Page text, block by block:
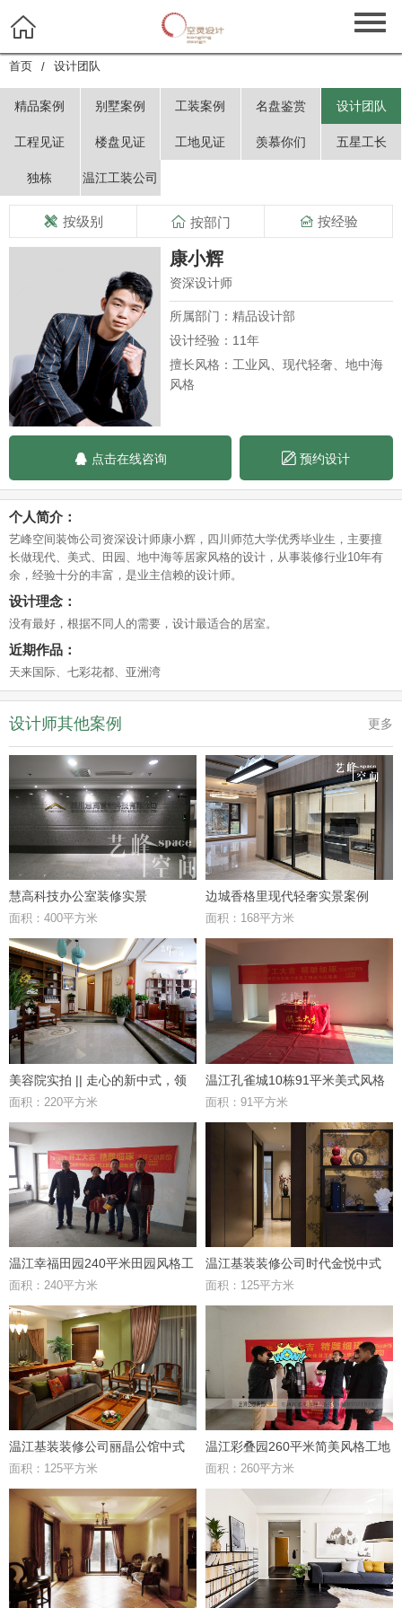

首页 / 设计团队
精品案例 别墅案例 工装案例 名盘鉴赏 设计团队
工程见证 楼盘见证 工地见证 羡慕你们 五星工长
独栋 温江工装公司
 按级别  按部门  按经验
康小辉
资深设计师
所属部门：精品设计部
设计经验：11年
擅长风格：工业风、现代轻奢、地中海
风格
 点击在线咨询  预约设计
个人简介：
艺峰空间装饰公司资深设计师康小辉，四川师范大学优秀毕业生，主要擅
长做现代、美式、田园、地中海等居家风格的设计，从事装修行业10年有
余，经验十分的丰富，是业主信赖的设计师。
设计理念：
没有最好，根据不同人的需要，设计最适合的居室。
近期作品：
天来国际、七彩花都、亚洲湾
设计师其他案例 更多
慧高科技办公室装修实景
面积：400平方米
边城香格里现代轻奢实景案例
面积：168平方米
美容院实拍 || 走心的新中式，领
略其独特魅力
面积：220平方米
温江孔雀城10栋91平米美式风格
工地
面积：91平方米
温江幸福田园240平米田园风格工
地
面积：240平方米
温江基装装修公司时代金悦中式
风格案例
面积：125平方米
温江基装装修公司丽晶公馆中式
风格案例
面积：125平方米
温江彩叠园260平米简美风格工地
面积：260平方米